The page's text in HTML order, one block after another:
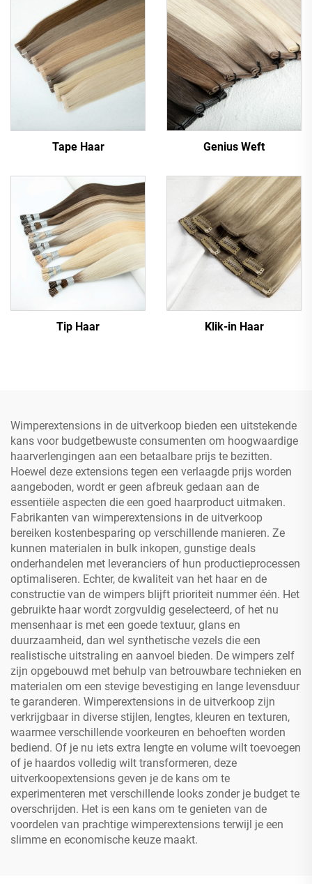
Tape Haar Genius Weft
Tip Haar Klik-in Haar
Wimperextensions in de uitverkoop bieden een uitstekende
kans voor budgetbewuste consumenten om hoogwaardige
haarverlengingen aan een betaalbare prijs te bezitten.
Hoewel deze extensions tegen een verlaagde prijs worden
aangeboden, wordt er geen afbreuk gedaan aan de
essentiële aspecten die een goed haarproduct uitmaken.
Fabrikanten van wimperextensions in de uitverkoop
bereiken kostenbesparing op verschillende manieren. Ze
kunnen materialen in bulk inkopen, gunstige deals
onderhandelen met leveranciers of hun productieprocessen
optimaliseren. Echter, de kwaliteit van het haar en de
constructie van de wimpers blijft prioriteit nummer één. Het
gebruikte haar wordt zorgvuldig geselecteerd, of het nu
mensenhaar is met een goede textuur, glans en
duurzaamheid, dan wel synthetische vezels die een
realistische uitstraling en aanvoel bieden. De wimpers zelf
zijn opgebouwd met behulp van betrouwbare technieken en
materialen om een stevige bevestiging en lange levensduur
te garanderen. Wimperextensions in de uitverkoop zijn
verkrijgbaar in diverse stijlen, lengtes, kleuren en texturen,
waarmee verschillende voorkeuren en behoeften worden
bediend. Of je nu iets extra lengte en volume wilt toevoegen
of je haardos volledig wilt transformeren, deze
uitverkoopextensions geven je de kans om te
experimenteren met verschillende looks zonder je budget te
overschrijden. Het is een kans om te genieten van de
voordelen van prachtige wimperextensions terwijl je een
slimme en economische keuze maakt.